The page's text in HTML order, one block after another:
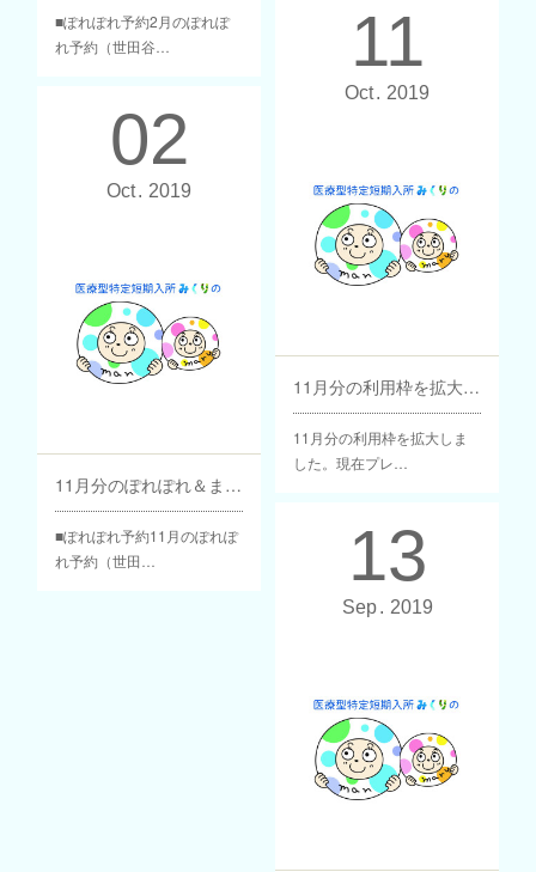
■ぽれぽれ予約2月のぽれぽ
れ予約（世田谷…
11
Oct 2019
11月分の利用枠を拡大しました
11月分の利用枠を拡大しま
した。現在プレ…
02
Oct 2019
11月分のぽれぽれ＆まんまる予約について
■ぽれぽれ予約11月のぽれぽ
れ予約（世田…
13
Sep 2019